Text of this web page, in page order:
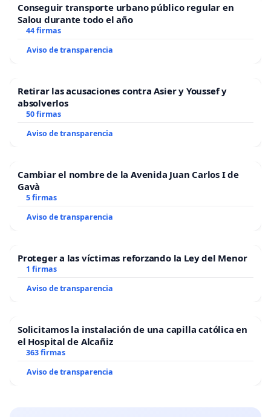
Conseguir transporte urbano público regular en
Salou durante todo el año
44 firmas
Aviso de transparencia
Retirar las acusaciones contra Asier y Youssef y
absolverlos
50 firmas
Aviso de transparencia
Cambiar el nombre de la Avenida Juan Carlos I de
Gavà
5 firmas
Aviso de transparencia
Proteger a las víctimas reforzando la Ley del Menor
1 firmas
Aviso de transparencia
Solicitamos la instalación de una capilla católica en
el Hospital de Alcañiz
363 firmas
Aviso de transparencia